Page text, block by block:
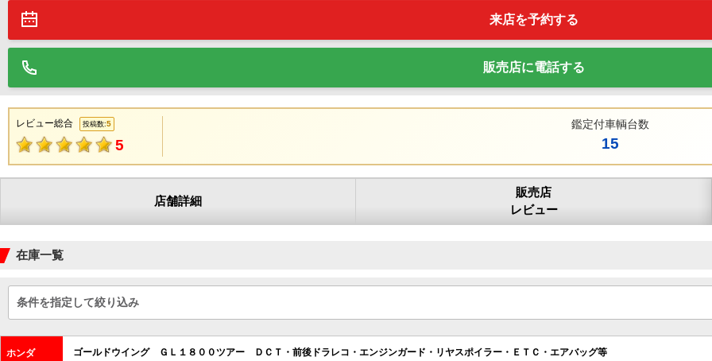
来店を予約する
販売店に電話する
レビュー総合 投稿数:5
5
鑑定付車輌台数
15
店舗詳細
販売店
レビュー
在庫一覧
条件を指定して絞り込み
ホンダ ゴールドウイング ＧＬ１８００ツアー ＤＣＴ・前後ドラレコ・エンジンガード・リヤスポイラー・ＥＴＣ・エアバッグ等